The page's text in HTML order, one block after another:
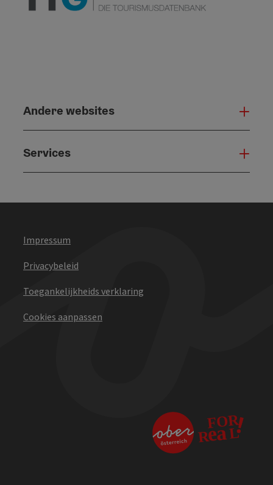
Andere websites
Services
Impressum
Privacybeleid
Toegankelijkheids verklaring
Cookies aanpassen